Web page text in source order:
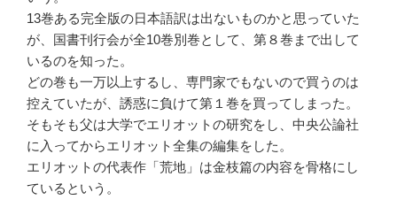
13巻ある完全版の日本語訳は出ないものかと思っていた
が、国書刊行会が全10巻別巻として、第８巻まで出して
いるのを知った。
どの巻も一万以上するし、専門家でもないので買うのは
控えていたが、誘惑に負けて第１巻を買ってしまった。
そもそも父は大学でエリオットの研究をし、中央公論社
に入ってからエリオット全集の編集をした。
エリオットの代表作「荒地」は金枝篇の内容を骨格にし
ているという。